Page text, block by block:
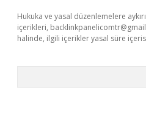
Hukuka ve yasal düzenlemelere
içerikleri,
halinde, ilgili içerikler yasal süre